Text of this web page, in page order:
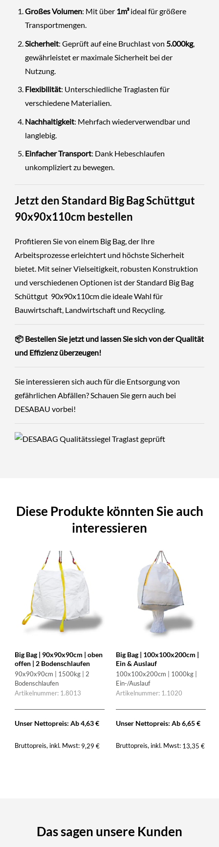
Großes Volumen: Mit über 1m³ideal für größere
Transportmengen.
Sicherheit: Geprüft auf eine Bruchlast von 5.000kg,
gewährleistet er maximale Sicherheit bei der
Nutzung.
Flexibilität: Unterschiedliche Traglasten für
verschiedene Materialien.
Nachhaltigkeit: Mehrfach wiederverwendbar und
langlebig.
Einfacher Transport: Dank Hebeschlaufen
unkompliziert zu bewegen.
Jetzt den Standard Big Bag Schüttgut
90x90x110cm bestellen
Profitieren Sie von einem Big Bag, der Ihre
Arbeitsprozesse erleichtert und höchste Sicherheit
bietet. Mit seiner Vielseitigkeit, robusten Konstruktion
und verschiedenen Optionen ist der Standard Big Bag
Schüttgut 90x90x110cm die ideale Wahl für
Bauwirtschaft, Landwirtschaft und Recycling.
📦 Bestellen Siejetzt und lassen Sie sich von der Qualität
und Effizienz überzeugen!
Sie interessieren sich auch für die Entsorgung von
gefährlichen Abfällen? Schauen Sie gern auch bei
DESABAU vorbei!
Diese Produkte könnten Sie auch
interessieren
Big Bag | 90x90x90cm | oben
offen | 2 Bodenschlaufen
90x90x90cm | 1500kg | 2
Bodenschlaufen
Artikelnummer: 1.8013
Unser Nettopreis: Ab4,63€
Bruttopreis, inkl. Mwst: 9,29 €
Big Bag | 100x100x200cm |
Ein & Auslauf
100x100x200cm | 1000kg |
Ein-/Auslauf
Artikelnummer: 1.1020
Unser Nettopreis: Ab6,65€
Bruttopreis, inkl. Mwst: 13,35 €
Das sagen unsere Kunden